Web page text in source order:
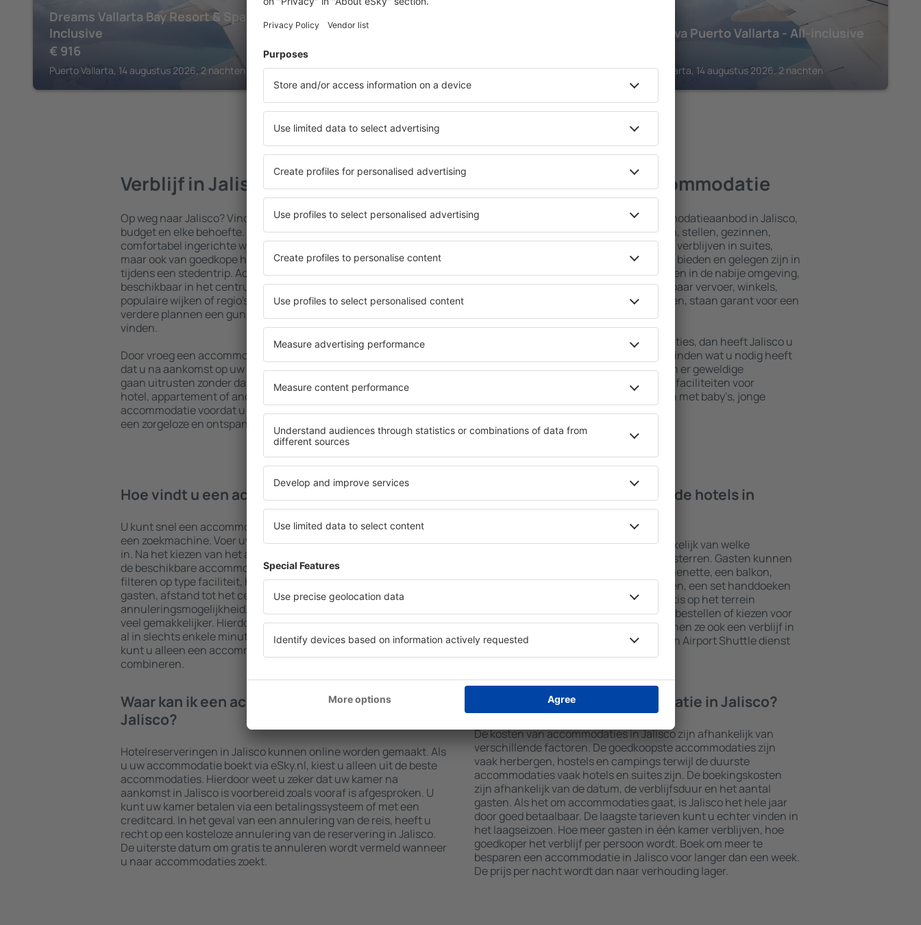
Dreams Vallarta Bay Resort & Spa - All
Inclusive
€ 916
Puerto Vallarta, 14 augustus 2026, 2 nachten
Moments - All Inclusive
Puerto Vallarta, 14 augustus 2026, 2 nachten
Hyatt Ziva Puerto Vallarta - All-inclusive
Puerto Vallarta, 14 augustus 2026, 2 nachten
Bekijk meer aanbiedingen in Jalisco
Verblijf in Jalisco
Op weg naar Jalisco? Vind een accommodatie geschikt voor elk
budget en elke behoefte. U kunt gebruik maken van ruim,
comfortabel ingerichte woningen met tal van voorzieningen
maar ook van goedkope hostels om meerdere dagen te verblijven
tijdens een stedentrip. Accommodaties in Jalisco zijn
beschikbaar in het centrum, vlakbij de luchthaven en in minder
populaire wijken of regio's. Hierdoor kunt u afhankelijk van uw
verdere plannen een gunstig gelegen accommodatie in Jalisco
vinden.
Door vroeg een accommodatie in Jalisco te boeken, weet u zeker
dat u na aankomst op uw bestemming, met een gerust hart kunt
gaan uitrusten zonder dat u nog op zoek hoeft te gaan naar een
hotel, appartement of andere accommodatie. Boek uw
accommodatie voordat u Jalisco bezoekt en geniet hierdoor van
een zorgeloze en ontspannen sfeer tijdens uw reis.
Jalisco - de beste accommodatie
U kunt kiezen uit een uitgebreid accommodatieaanbod in Jalisco,
inclusief woningen voor alleenreizenden, stellen, gezinnen,
senioren en groepen. Bezoekers kunnen verblijven in suites,
hotels en pensions die maximale privacy bieden en gelegen zijn in
het centrum van Jalisco. De voorzieningen in de nabije omgeving,
waaronder autoverhuurbedrijven, openbaar vervoer, winkels,
servicepunten en recreatiemogelijkheden, staan garant voor een
Als u op zoek bent naar luxe accommodaties, dan heeft Jalisco u
veel te bieden. In deze stad kunt u alles vinden wat u nodig heeft
tijdens uw vakantie of zakenreis. Ook zijn er geweldige
accommodaties in Jalisco te vinden met faciliteiten voor
gehandicapten en voor gasten die reizen met baby’s, jonge
kinderen of huisdieren.
Hoe vindt u een accommodatie in Jalisco?
U kunt snel een accommodatie in Jalisco vinden met behulp van
een zoekmachine. Voer uw bestemming en in- en uitcheckdatum
in. Na het kiezen van het aantal reizigers, toont de zoekmachine
de beschikbare accommodaties in Jalisco. Door de resultaten te
filteren op type faciliteit, het aantal sterren, beoordelingen van
gasten, afstand tot het centrum en gratis
annuleringsmogelijkheid, wordt het zoeken naar accommodaties
veel gemakkelijker. Hierdoor kunt u uw accommodatie in Jalisco
al in slechts enkele minuten vinden. Afhankelijk van uw wensen
kunt u alleen een accommodatie boeken of een vlucht + hotel
combineren.
Welke voorzieningen bieden de hotels in
Jalisco?
Hotelvoorzieningen in Jalisco zijn afhankelijk van welke
accommodatie geboekt is en het aantal sterren. Gasten kunnen
gebruikmaken van kamers met een kitchenette, een balkon,
airconditioning, koffie- en theefaciliteiten, een set handdoeken
en internettoegang. Gasten kunnen gratis op het terrein
parkeren, een maaltijd in het restaurant bestellen of kiezen voor
een hotel met zwembad. Daarnaast kunnen ze ook een verblijf in
Jalisco boeken in accommodaties die een Airport Shuttle dienst
aanbieden.
Waar kan ik een accommodatie boeken in
Jalisco?
Hotelreserveringen in Jalisco kunnen online worden gemaakt. Als
u uw accommodatie boekt via eSky.nl, kiest u alleen uit de beste
accommodaties. Hierdoor weet u zeker dat uw kamer na
aankomst in Jalisco is voorbereid zoals vooraf is afgesproken. U
kunt uw kamer betalen via een betalingssysteem of met een
creditcard. In het geval van een annulering van de reis, heeft u
recht op een kosteloze annulering van de reservering in Jalisco.
De uiterste datum om gratis te annuleren wordt vermeld wanneer
u naar accommodaties zoekt.
Hoeveel kost een accommodatie in Jalisco?
De kosten van accommodaties in Jalisco zijn afhankelijk van
verschillende factoren. De goedkoopste accommodaties zijn
vaak herbergen, hostels en campings terwijl de duurste
accommodaties vaak hotels en suites zijn. De boekingskosten
zijn afhankelijk van de datum, de verblijfsduur en het aantal
gasten. Als het om accommodaties gaat, is Jalisco het hele jaar
door goed betaalbaar. De laagste tarieven kunt u echter vinden in
het laagseizoen. Hoe meer gasten in één kamer verblijven, hoe
goedkoper het verblijf per persoon wordt. Boek om meer te
besparen een accommodatie in Jalisco voor langer dan een week.
De prijs per nacht wordt dan naar verhouding lager.